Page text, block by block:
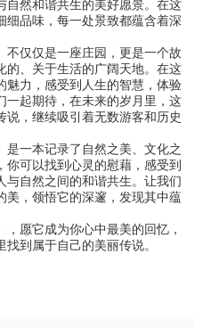
自然和谐共生的美好愿景。在这
细品味，每一处景致都蕴含着深
不仅仅是一座庄园，更是一个故
的、关于生活的广阔天地。在这
魅力，感受到人生的智慧，体验
一起期待，在未来的岁月里，这
说，继续吸引着无数游客和历史
是一本记录了自然之美、文化之
你可以找到心灵的慰藉，感受到
与自然之间的和谐共生。让我们
美，领悟它的深邃，发现其中蕴
，愿它成为你心中最美的回忆，
到属于自己的美丽传说。